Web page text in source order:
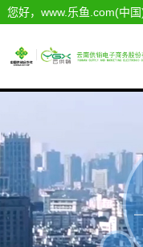
您好，www.乐鱼.com(中